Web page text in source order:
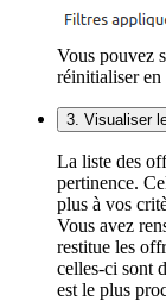
Vous pouvez
réinitialiser
3. Visualiser
La liste des
pertinence.
plus à vos
Vous avez
restitue les
celles-ci sont
est le plus